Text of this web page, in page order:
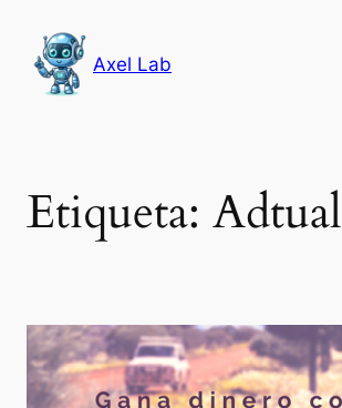
contenido
Axel Lab
Etiqueta: Adtual